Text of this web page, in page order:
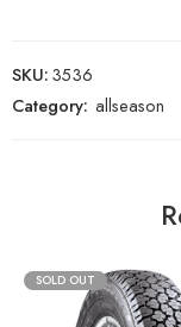
SKU:3536
Category: allseason
SOLD OUT